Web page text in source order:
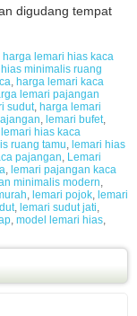
digudang tempat
harga lemari hias kaca
minimalis ruang
harga lemari kaca
lemari pajangan
sudut harga lemari
lemari bufet
lemari hias kaca
ruang tamu lemari hias
pajangan Lemari
lemari pajangan kaca
minimalis modern
lemari pojok lemari
lemari sudut jati
model lemari hias